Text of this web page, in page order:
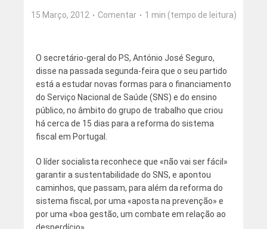
15 Março, 2012 Comentar 1 min (tempo de leitura)
O secretário-geral do PS, António José Seguro,
disse na passada segunda-feira que o seu partido
está a estudar novas formas para o financiamento
do Serviço Nacional de Saúde (SNS) e do ensino
público, no âmbito do grupo de trabalho que criou
há cerca de 15 dias para a reforma do sistema
fiscal em Portugal.
O líder socialista reconhece que «não vai ser fácil»
garantir a sustentabilidade do SNS, e apontou
caminhos, que passam, para além da reforma do
sistema fiscal, por uma «aposta na prevenção» e
por uma «boa gestão, um combate em relação ao